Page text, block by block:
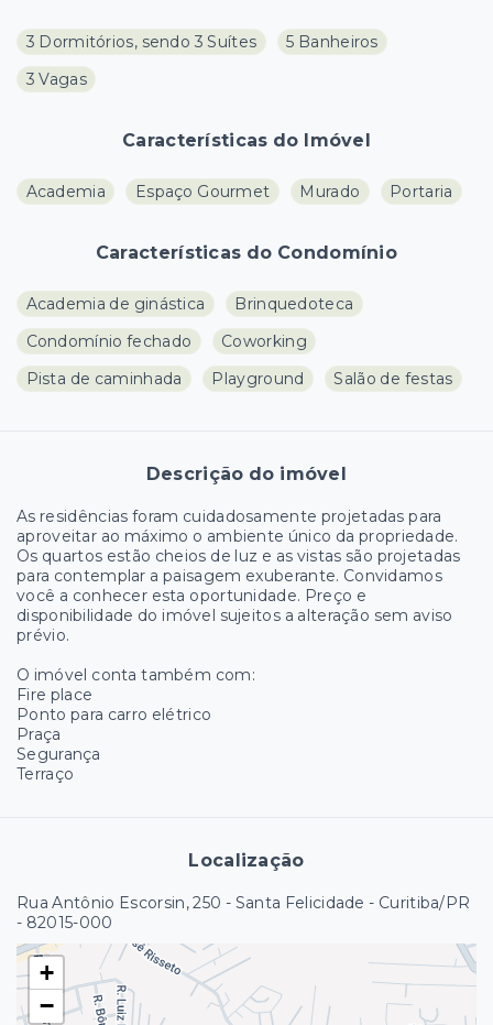
3 Dormitórios, sendo 3 Suítes
5 Banheiros
3 Vagas
Características do Imóvel
Academia Espaço Gourmet Murado Portaria
Características do Condomínio
Academia de ginástica
Brinquedoteca
Condomínio fechado
Coworking
Pista de caminhada
Playground Salão de festas
Descrição do imóvel
As residências foram cuidadosamente projetadas para
aproveitar ao máximo o ambiente único da propriedade.
Os quartos estão cheios de luz e as vistas são projetadas
para contemplar a paisagem exuberante. Convidamos
você a conhecer esta oportunidade. Preço e
disponibilidade do imóvel sujeitos a alteração sem aviso
prévio.
O imóvel conta também com:
Fire place
Ponto para carro elétrico
Praça
Segurança
Terraço
Localização
Rua Antônio Escorsin, 250 - Santa Felicidade - Curitiba/PR
- 82015-000
+
−